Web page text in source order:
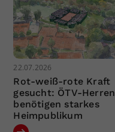
22.07.2026
Rot-weiß-rote Kraft
gesucht: ÖTV-Herren
benötigen starkes
Heimpublikum